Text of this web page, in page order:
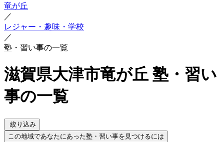
竜が丘
／
レジャー・趣味・学校
／
塾・習い事の一覧
滋賀県大津市竜が丘 塾・習い
事の一覧
絞り込み
この地域であなたにあった塾・習い事を見つけるには